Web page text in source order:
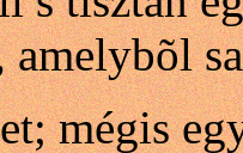
amelybõl
mégis